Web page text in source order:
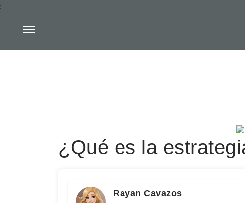
:
¿Qué es la
Rayan Cavazos